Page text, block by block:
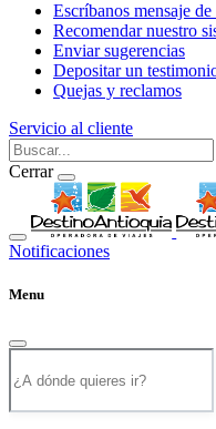
Escríbanos mensaje
Recomendar nuestro
Enviar sugerencias
Depositar un
Quejas y reclamos
Servicio al cliente
Cerrar
Notificaciones
Menu